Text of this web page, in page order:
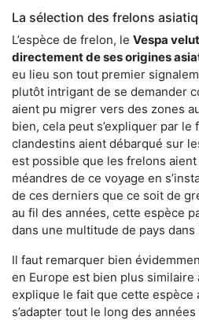
La sélection des frelons
L’espèce de frelon, le Vespa
directement de ses origines
eu lieu son tout premier
plutôt intrigant de se demander
aient pu migrer vers des zones
bien, cela peut s’expliquer par le
clandestins aient débarqué sur
est possible que les frelons
méandres de ce voyage en
de ces derniers que ce soit de
au fil des années, cette espèce
dans une multitude de pays dans
Il faut remarquer bien
en Europe est bien plus similaire
explique le fait que cette espèce
s’adapter tout le long des